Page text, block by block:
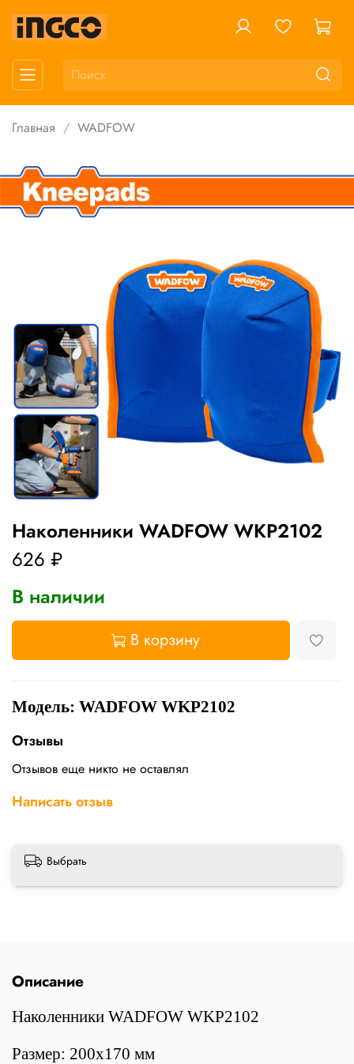
Главная WADFOW
Наколенники WADFOW WKP2102
626 ₽
В наличии
В корзину
Модель: WADFOW WKP2102
Отзывы
Отзывов еще никто не оставлял
Написать отзыв
Выбрать
Описание
Наколенники WADFOW WKP2102
Размер: 200х170 мм